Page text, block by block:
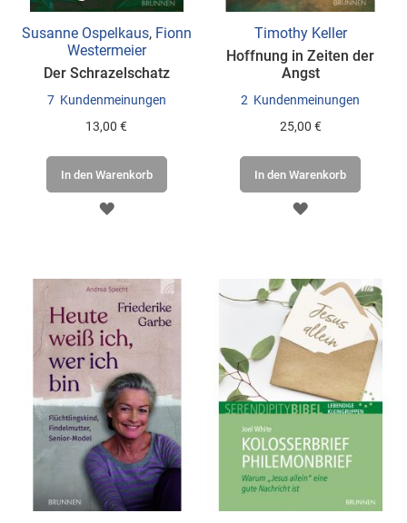
Susanne Ospelkaus, Fionn
Westermeier
Der Schrazelschatz
7 Kundenmeinungen
13,00 €
In den Warenkorb
ZUR
Timothy Keller
Hoffnung in Zeiten der
Angst
2 Kundenmeinungen
25,00 €
In den Warenkorb
ZUR